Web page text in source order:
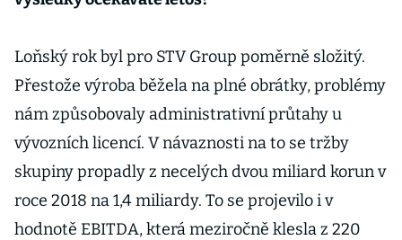
Loňský rok byl pro STV Group poměrně složitý.
Přestože výroba běžela na plné obrátky, problémy
nám způsobovaly administrativní průtahy u
vývozních licencí. V návaznosti na to se tržby
skupiny propadly z necelých dvou miliard korun v
roce 2018 na 1,4 miliardy. To se projevilo i v
hodnotě EBITDA, která meziročně klesla z 220